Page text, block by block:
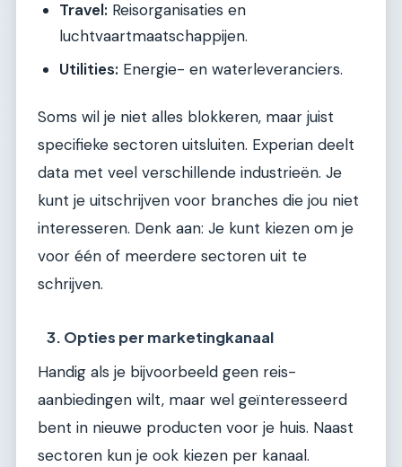
Travel: Reisorganisaties en
luchtvaartmaatschappijen.
Utilities: Energie- en waterleveranciers.
Soms wil je niet alles blokkeren, maar juist
specifieke sectoren uitsluiten. Experian deelt
data met veel verschillende industrieën. Je
kunt je uitschrijven voor branches die jou niet
interesseren. Denk aan: Je kunt kiezen om je
voor één of meerdere sectoren uit te
schrijven.
3. Opties per marketingkanaal
Handig als je bijvoorbeeld geen reis-
aanbiedingen wilt, maar wel geïnteresseerd
bent in nieuwe producten voor je huis. Naast
sectoren kun je ook kiezen per kanaal.